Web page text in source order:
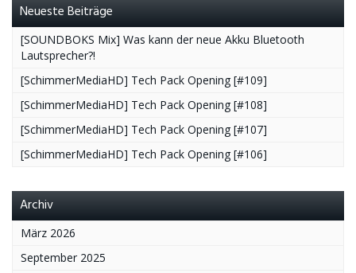
Neueste Beiträge
[SOUNDBOKS Mix] Was kann der neue Akku Bluetooth
Lautsprecher?!
[SchimmerMediaHD] Tech Pack Opening [#109]
[SchimmerMediaHD] Tech Pack Opening [#108]
[SchimmerMediaHD] Tech Pack Opening [#107]
[SchimmerMediaHD] Tech Pack Opening [#106]
Archiv
März 2026
September 2025